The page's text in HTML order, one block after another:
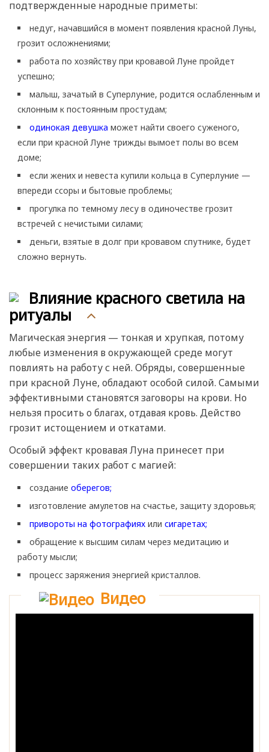
подтвержденные народные приметы:
недуг, начавшийся в момент появления красной Луны,
грозит осложнениями;
работа по хозяйству при кровавой Луне пройдет
успешно;
малыш, зачатый в Суперлуние, родится ослабленным и
склонным к постоянным простудам;
одинокая девушка может найти своего суженого,
если при красной Луне трижды вымоет полы во всем
доме;
если жених и невеста купили кольца в Суперлуние —
впереди ссоры и бытовые проблемы;
прогулка по темному лесу в одиночестве грозит
встречей с нечистыми силами;
деньги, взятые в долг при кровавом спутнике, будет
сложно вернуть.
Влияние красного светила на
ритуалы
Магическая энергия — тонкая и хрупкая, потому
любые изменения в окружающей среде могут
повлиять на работу с ней. Обряды, совершенные
при красной Луне, обладают особой силой. Самыми
эффективными становятся заговоры на крови. Но
нельзя просить о благах, отдавая кровь. Действо
грозит истощением и откатами.
Особый эффект кровавая Луна принесет при
совершении таких работ с магией:
создание оберегов;
изготовление амулетов на счастье, защиту здоровья;
привороты на фотографиях или сигаретах;
обращение к высшим силам через медитацию и
работу мысли;
процесс заряжения энергией кристаллов.
Видео